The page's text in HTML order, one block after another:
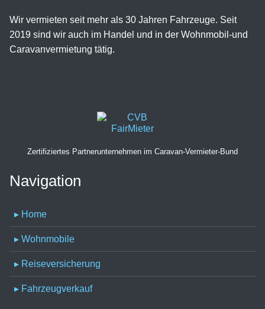
Wir vermieten seit mehr als 30 Jahren Fahrzeuge. Seit
2019 sind wir auch im Handel und in der Wohnmobil-und
Caravanvermietung tätig.
Zertifiziertes Partnerunternehmen im Caravan-Vermieter-Bund
Navigation
▸ Home
▸ Wohnmobile
▸ Reiseversicherung
▸ Fahrzeugverkauf